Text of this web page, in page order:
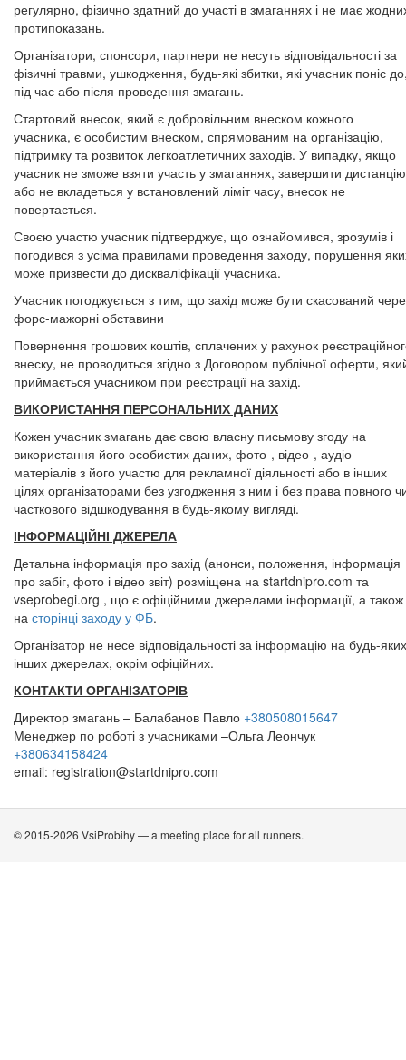
регулярно, фізично здатний до участі в змаганнях і не має
протипоказань.
Організатори, спонсори, партнери не несуть відповідальності за
фізичні травми, ушкодження, будь-які збитки, які учасник поніс
під час або після проведення змагань.
Стартовий внесок, який є добровільним внеском кожного
учасника, є особистим внеском, спрямованим на організацію,
підтримку та розвиток легкоатлетичних заходів. У випадку, якщо
учасник не зможе взяти участь у змаганнях, завершити дистанцію
або не вкладеться у встановлений ліміт часу, внесок не
повертається.
Своєю участю учасник підтверджує, що ознайомився, зрозумів і
погодився з усіма правилами проведення заходу, порушення
може призвести до дискваліфікації учасника.
Учасник погоджується з тим, що захід може бути скасований
форс-мажорні обставини
Повернення грошових коштів, сплачених у рахунок
внеску, не проводиться згідно з Договором публічної оферти,
приймається учасником при реєстрації на захід.
ВИКОРИСТАННЯ ПЕРСОНАЛЬНИХ ДАНИХ
Кожен учасник змагань дає свою власну письмову згоду на
використання його особистих даних, фото-, відео-, аудіо
матеріалів з його участю для рекламної діяльності або в інших
цілях організаторами без узгодження з ним і без права повного
часткового відшкодування в будь-якому вигляді.
ІНФОРМАЦІЙНІ ДЖЕРЕЛА
Детальна інформація про захід (анонси, положення, інформація
про забіг, фото і відео звіт) розміщена на startdnipro.com та
vseprobegi.org , що є офіційними джерелами інформації, а також
на сторінці заходу у ФБ.
Організатор не несе відповідальності за інформацію на будь-яких
інших джерелах, окрім офіційних.
КОНТАКТИ ОРГАНІЗАТОРІВ
Директор змагань – Балабанов Павло +380508015647
Менеджер по роботі з учасниками –Ольга Леончук
+380634158424
email: registration@startdnipro.com
© 2015-2026 VsiProbihy — a meeting place for all runners.